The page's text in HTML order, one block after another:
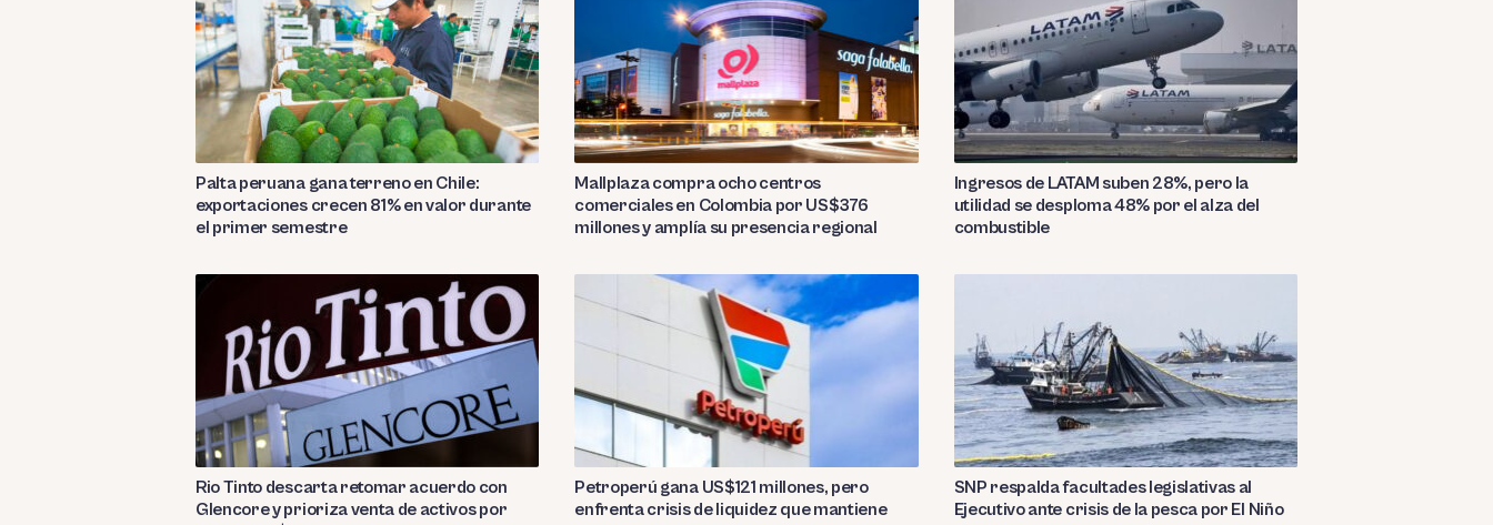
Palta peruana gana terreno en Chile:
exportaciones crecen 81% en valor durante
el primer semestre
Mallplaza compra ocho centros
comerciales en Colombia por US$376
millones y amplía su presencia regional
Ingresos de LATAM suben 28%, pero la
utilidad se desploma 48% por el alza del
combustible
Rio Tinto descarta retomar acuerdo con
Glencore y prioriza venta de activos por
Petroperú gana US$121 millones, pero
enfrenta crisis de liquidez que mantiene
SNP respalda facultades legislativas al
Ejecutivo ante crisis de la pesca por El Niño